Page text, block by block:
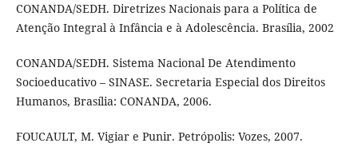
CONANDA/SEDH. Diretrizes Nacionais para a Política de
Atenção Integral à Infância e à Adolescência. Brasília, 2002
CONANDA/SEDH. Sistema Nacional De Atendimento
Socioeducativo – SINASE. Secretaria Especial dos Direitos
Humanos, Brasília: CONANDA, 2006.
FOUCAULT, M. Vigiar e Punir. Petrópolis: Vozes, 2007.